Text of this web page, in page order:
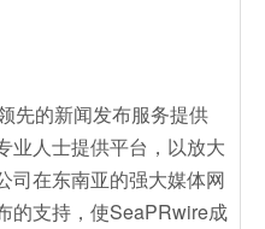
先的新闻发布服务提供
业人士提供平台，以放大
司在东南亚的强大媒体网
的支持，使SeaPRwire成